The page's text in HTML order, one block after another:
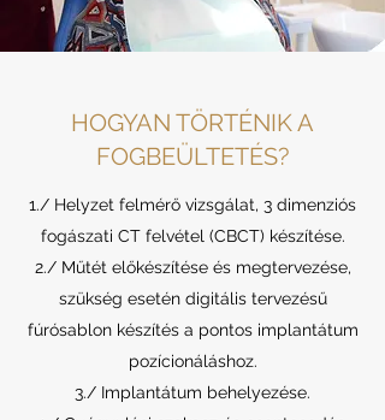
HOGYAN TÖRTÉNIK A
FOGBEÜLTETÉS?
1./ Helyzet felmérő vizsgálat, 3 dimenziós
fogászati CT felvétel (CBCT) készítése.
2./ Műtét előkészítése és megtervezése,
szükség esetén digitális tervezésű
fúrósablon készítés a pontos implantátum
pozícionáláshoz.
3./ Implantátum behelyezése.